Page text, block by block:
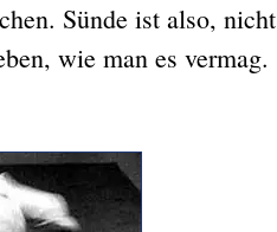
Sünde ist also, nicht
wie man es vermag.